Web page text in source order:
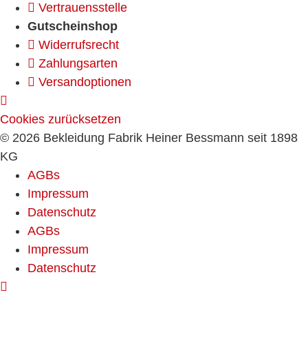
Vertrauensstelle
Gutscheinshop
Widerrufsrecht
Zahlungsarten
Versandoptionen
Cookies zurücksetzen
© 2026 Bekleidung Fabrik Heiner Bessmann seit 1898
KG
AGBs
Impressum
Datenschutz
AGBs
Impressum
Datenschutz